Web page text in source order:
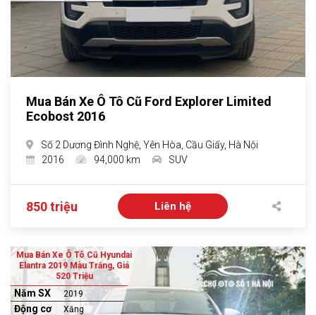
Mua Bán Xe Ô Tô Cũ Ford Explorer Limited
Ecobost 2016
Số 2 Dương Đình Nghệ, Yên Hòa, Cầu Giấy, Hà Nội
2016
94,000 km SUV
850 triệu Liên hệ
Mua Bán Xe Ô Tô Cũ Hyundai
Elantra 2019 Màu Trắng, Giá
520 Triệu
Năm SX 2019
Động cơ Xăng